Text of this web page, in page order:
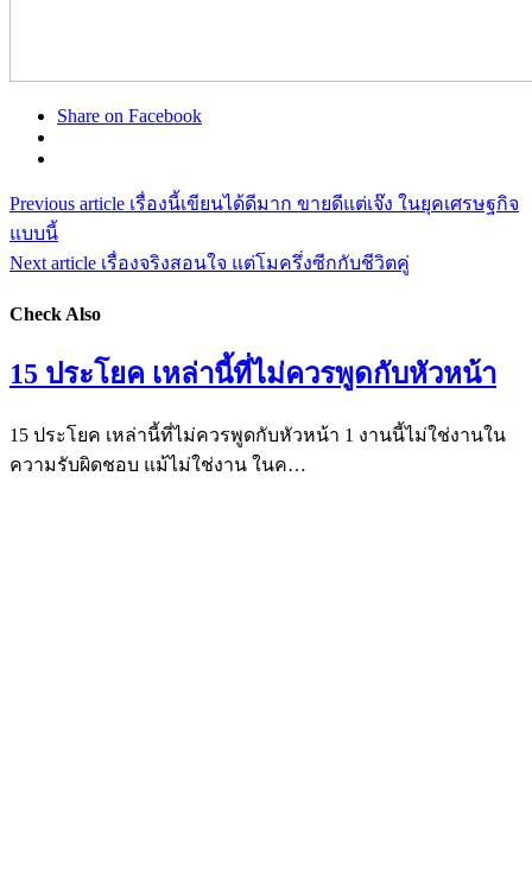
Share on Facebook
Previous article เรื่องนี้เขียนได้ดีมาก ขายดีแต่เจ๊ง ในยุคเศรษฐกิจ
แบบนี้
Next article เรื่องจริงสอนใจ แต่โมครึ่งซีกกับชีวิตคู่
Check Also
15 ประโยค เหล่านี้ที่ไม่ควรพูดกับหัวหน้า
15 ประโยค เหล่านี้ที่ไม่ควรพูดกับหัวหน้า 1 งานนี้ไม่ใช่งานใน
ความรับผิดชอบ แม้ไม่ใช่งาน ในค…